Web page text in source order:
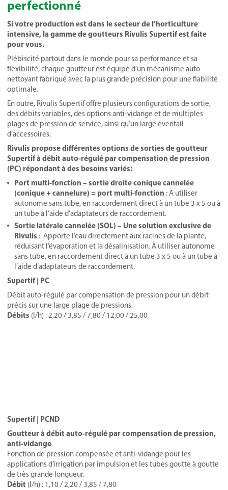
perfectionné
Si votre production est dans le secteur de l’horticulture
intensive, la gamme de goutteurs Rivulis Supertif est faite
pour vous.
Plébiscité partout dans le monde pour sa performance et sa
flexibilité, chaque goutteur est équipé d’un mécanisme auto-
nettoyant fabriqué avec la plus grande précision pour une fiabilité
optimale.
En outre, Rivulis Supertif offre plusieurs configurations de sortie,
des débits variables, des options anti-vidange et de multiples
plages de pression de service, ainsi qu’un large éventail
d’accessoires.
Rivulis propose différentes options de sorties de goutteur
Supertif à débit auto-régulé par compensation de pression
(PC) répondant à des besoins variés:
Port multi-fonction – sortie droite conique cannelée
(conique + cannelure) = port multi-fonction : À utiliser
autonome sans tube, en raccordement direct à un tube 3 x 5 ou à
un tube à l’aide d’adaptateurs de raccordement.
Sortie latérale cannelée (SOL) – Une solution exclusive de
Rivulis : Apporte l’eau directement aux racines de la plante,
réduisant l’évaporation et la désalinisation. À utiliser autonome
sans tube, en raccordement direct à un tube 3 x 5 ou à un tube à
l’aide d’adaptateurs de raccordement.
Supertif | PC
Débit auto-régulé par compensation de pression pour un débit
précis sur une large plage de pressions.
Débits (l/h) : 2,20 / 3,85 / 7,80 / 12,00 / 25,00
Supertif | PCND
Goutteur à débit auto-régulé par compensation de pression,
anti-vidange
Fonction de pression compensée et anti-vidange pour les
applications d’irrigation par impulsion et les tubes goutte à goutte
de très grande longueur.
Débit (l/h) : 1,10 / 2,20 / 3,85 / 7,80